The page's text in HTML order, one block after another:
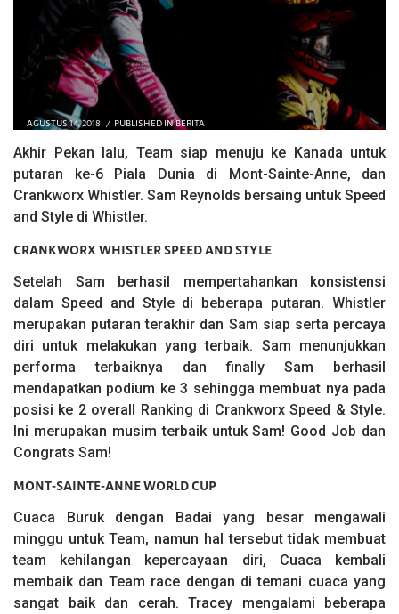
AGUSTUS 14, 2018 PUBLISHED INBERITA
Akhir Pekan lalu, Team siap menuju ke Kanada untuk
putaran ke-6 Piala Dunia di Mont-Sainte-Anne, dan
Crankworx Whistler. Sam Reynolds bersaing untuk Speed
and Style di Whistler.
CRANKWORX WHISTLER SPEED AND STYLE
Setelah Sam berhasil mempertahankan konsistensi
dalam Speed and Style di beberapa putaran. Whistler
merupakan putaran terakhir dan Sam siap serta percaya
diri untuk melakukan yang terbaik. Sam menunjukkan
performa terbaiknya dan finally Sam berhasil
mendapatkan podium ke 3 sehingga membuat nya pada
posisi ke 2 overall Ranking di Crankworx Speed & Style.
Ini merupakan musim terbaik untuk Sam! Good Job dan
Congrats Sam!
MONT-SAINTE-ANNE WORLD CUP
Cuaca Buruk dengan Badai yang besar mengawali
minggu untuk Team, namun hal tersebut tidak membuat
team kehilangan kepercayaan diri, Cuaca kembali
membaik dan Team race dengan di temani cuaca yang
sangat baik dan cerah. Tracey mengalami beberapa